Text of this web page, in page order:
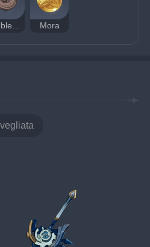
Emblema del Cacciatore di tesori Mora